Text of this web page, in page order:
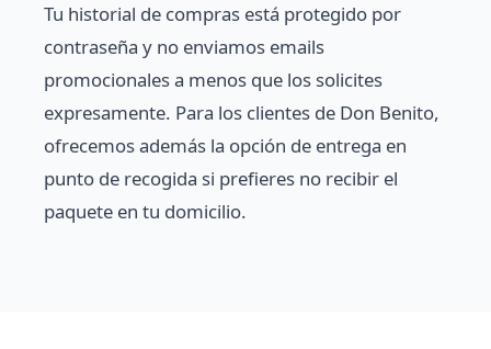
Tu historial de compras está protegido por
contraseña y no enviamos emails
promocionales a menos que los solicites
expresamente. Para los clientes de Don Benito,
ofrecemos además la opción de entrega en
punto de recogida si prefieres no recibir el
paquete en tu domicilio.